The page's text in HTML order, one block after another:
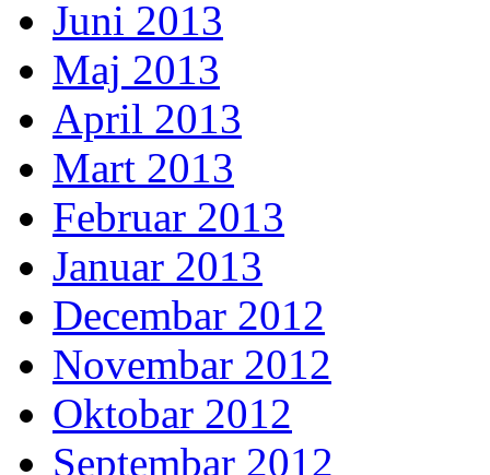
Juni 2013
Maj 2013
April 2013
Mart 2013
Februar 2013
Januar 2013
Decembar 2012
Novembar 2012
Oktobar 2012
Septembar 2012